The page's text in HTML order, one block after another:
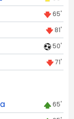
65'
81'
50'
71'
65'